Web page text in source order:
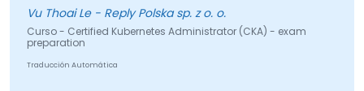
Le - Reply Polska sp. z o. o.
- Certified Kubernetes Administrator (CKA) - exam
Automática